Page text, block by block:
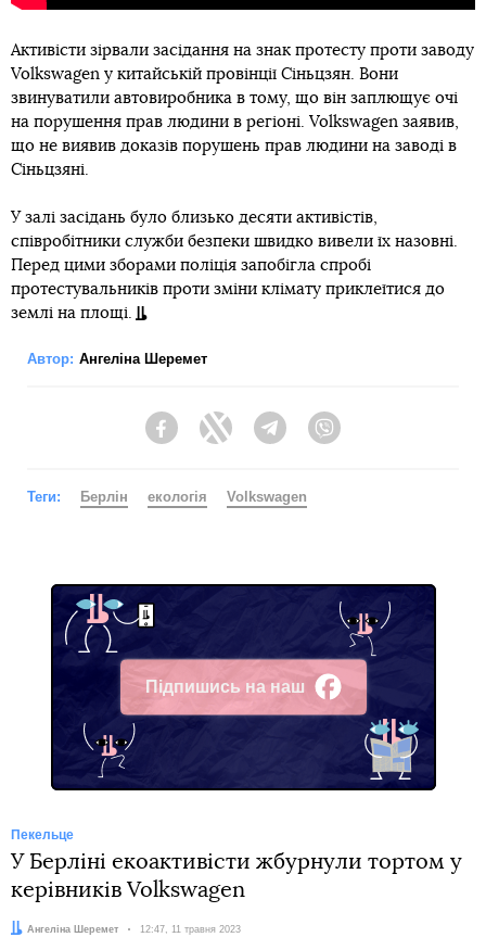
Активісти зірвали засідання на знак протесту проти заводу
Volkswagen у китайській провінції Сіньцзян. Вони
звинуватили автовиробника в тому, що він заплющує очі
на порушення прав людини в регіоні. Volkswagen заявив,
що не виявив доказів порушень прав людини на заводі в
Сіньцзяні.
У залі засідань було близько десяти активістів,
співробітники служби безпеки швидко вивели їх назовні.
Перед цими зборами поліція запобігла спробі
протестувальників проти зміни клімату приклеїтися до
землі на площі.
Автор: Ангеліна Шеремет
FacebookTwitter Telegram
Теги: Берлін екологія Volkswagen
Підпишись на наш
Facebook
Пекельце
У Берліні екоактивісти жбурнули тортом у
керівників Volkswagen
Автор:
Ангеліна Шеремет Дата:
12:47, 11 травня 2023